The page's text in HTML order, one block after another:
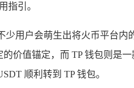
指引。
少用户会萌生出将火币平台内
价值锚定，而 TP 钱包则是
顺利转到 TP 钱包。